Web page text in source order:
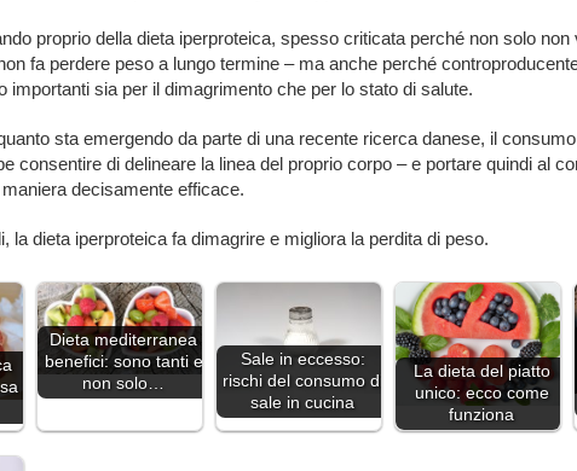
proprio della dieta iperproteica, spesso criticata perché non solo
fa perdere peso a lungo termine – ma anche perché
importanti sia per il dimagrimento che per lo stato di salute.
sta emergendo da parte di una recente ricerca danese, il
consentire di delineare la linea del proprio corpo – e portare quindi al
decisamente efficace.
la dieta iperproteica fa dimagrire e migliora la perdita di peso.
Dieta mediterranea
benefici: sono tanti e
non solo…
Sale in eccesso:
rischi del consumo di
sale in cucina
La dieta del piatto
unico: ecco come
funziona